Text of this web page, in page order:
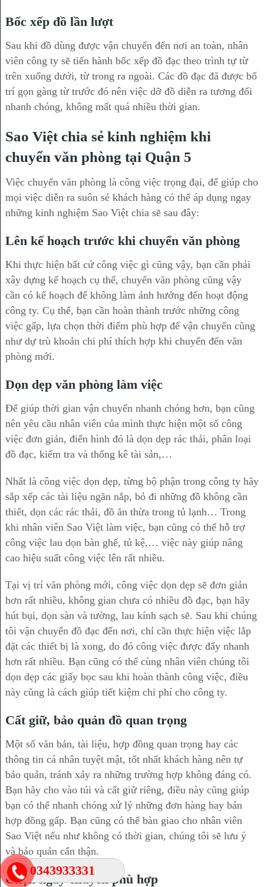
0343933331
Bốc xếp đồ lần lượt
Sau khi đồ dùng được vận chuyển đến nơi an toàn, nhân
viên công ty sẽ tiến hành bốc xếp đồ đạc theo trình tự từ
trên xuống dưới, từ trong ra ngoài. Các đồ đạc đã được bố
trí gọn gàng từ trước đó nên việc dỡ đồ diễn ra tương đối
nhanh chóng, không mất quá nhiều thời gian.
Sao Việt chia sẻ kinh nghiệm khi
chuyển văn phòng tại Quận 5
Việc chuyển văn phòng là công việc trọng đại, để giúp cho
mọi việc diễn ra suôn sẻ khách hàng có thể áp dụng ngay
những kinh nghiệm Sao Việt chia sẽ sau đây:
Lên kế hoạch trước khi chuyển văn phòng
Khi thực hiện bất cứ công việc gì cũng vậy, bạn cần phải
xây dựng kế hoạch cụ thể, chuyển văn phòng cũng vậy
cần có kế hoạch để không làm ảnh hưởng đến hoạt động
công ty. Cụ thể, bạn cần hoàn thành trước những công
việc gấp, lựa chọn thời điểm phù hợp để vận chuyển cũng
như dự trù khoản chi phí thích hợp khi chuyển đến văn
phòng mới.
Dọn dẹp văn phòng làm việc
Để giúp thời gian vận chuyển nhanh chóng hơn, bạn cũng
nên yêu cầu nhân viên của mình thực hiện một số công
việc đơn giản, điển hình đó là dọn dẹp rác thải, phân loại
đồ đạc, kiểm tra và thống kê tài sản,…
Nhất là công việc dọn dẹp, từng bộ phận trong công ty hãy
sắp xếp các tài liệu ngăn nắp, bỏ đi những đồ không cần
thiết, dọn các rác thải, đồ ăn thừa trong tủ lạnh… Trong
khi nhân viên Sao Việt làm việc, bạn cũng có thể hỗ trợ
công việc lau dọn bàn ghế, tủ kệ,… việc này giúp nâng
cao hiệu suất công việc lên rất nhiều.
Tại vị trí văn phòng mới, công việc dọn dẹp sẽ đơn giản
hơn rất nhiều, không gian chưa có nhiều đồ đạc, bạn hãy
hút bụi, dọn sàn và tường, lau kính sạch sẽ. Sau khi chúng
tôi vận chuyển đồ đạc đến nơi, chỉ cần thực hiện việc lắp
đặt các thiết bị là xong, do đó công việc được đẩy nhanh
hơn rất nhiều. Bạn cũng có thể cùng nhân viên chúng tôi
dọn dẹp các giấy bọc sau khi hoàn thành công việc, điều
này cũng là cách giúp tiết kiệm chi phí cho công ty.
Cất giữ, bảo quản đồ quan trọng
Một số văn bản, tài liệu, hợp đồng quan trọng hay các
thông tin cá nhân tuyệt mật, tốt nhất khách hàng nên tự
bảo quản, tránh xảy ra những trường hợp không đáng có.
Bạn hãy cho vào túi và cất giữ riêng, điều này cũng giúp
bạn có thể nhanh chóng xử lý những đơn hàng hay bản
hợp đồng gấp. Bạn cũng có thể bàn giao cho nhân viên
Sao Việt nếu như không có thời gian, chúng tôi sẽ lưu ý
và bảo quản cẩn thận.
Chọn ngày chuyển phù hợp